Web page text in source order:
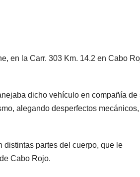
en la Carr. 303 Km. 14.2 en Cabo
dicho vehículo en compañía de
alegando desperfectos
distintas partes del cuerpo, que le
Cabo Rojo.